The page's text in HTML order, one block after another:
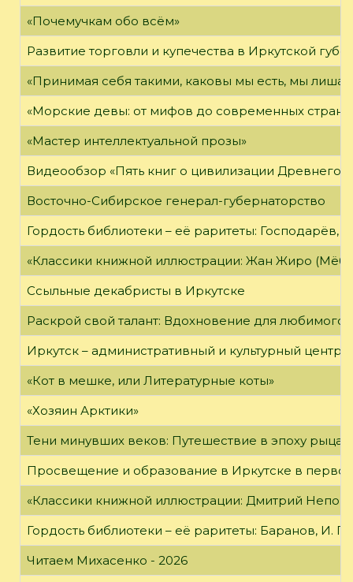
«Почемучкам обо всём»
Развитие торговли и купечества в Иркутской
«Принимая себя такими, каковы мы есть, мы
«Морские девы: от мифов до современных
«Мастер интеллектуальной прозы»
Видеообзор «Пять книг о цивилизации Древнего
Восточно-Сибирское генерал-губернаторство
Гордость библиотеки – её раритеты:
«Классики книжной иллюстрации: Жан Жиро
Ссыльные декабристы в Иркутске
Раскрой свой талант: Вдохновение для любимого
Иркутск – административный и культурный центр
«Кот в мешке, или Литературные коты»
«Хозяин Арктики»
Тени минувших веков: Путешествие в эпоху
Просвещение и образование в Иркутске в
«Классики книжной иллюстрации: Дмитрий
Гордость библиотеки – её раритеты: Баранов, И.
Читаем Михасенко - 2026